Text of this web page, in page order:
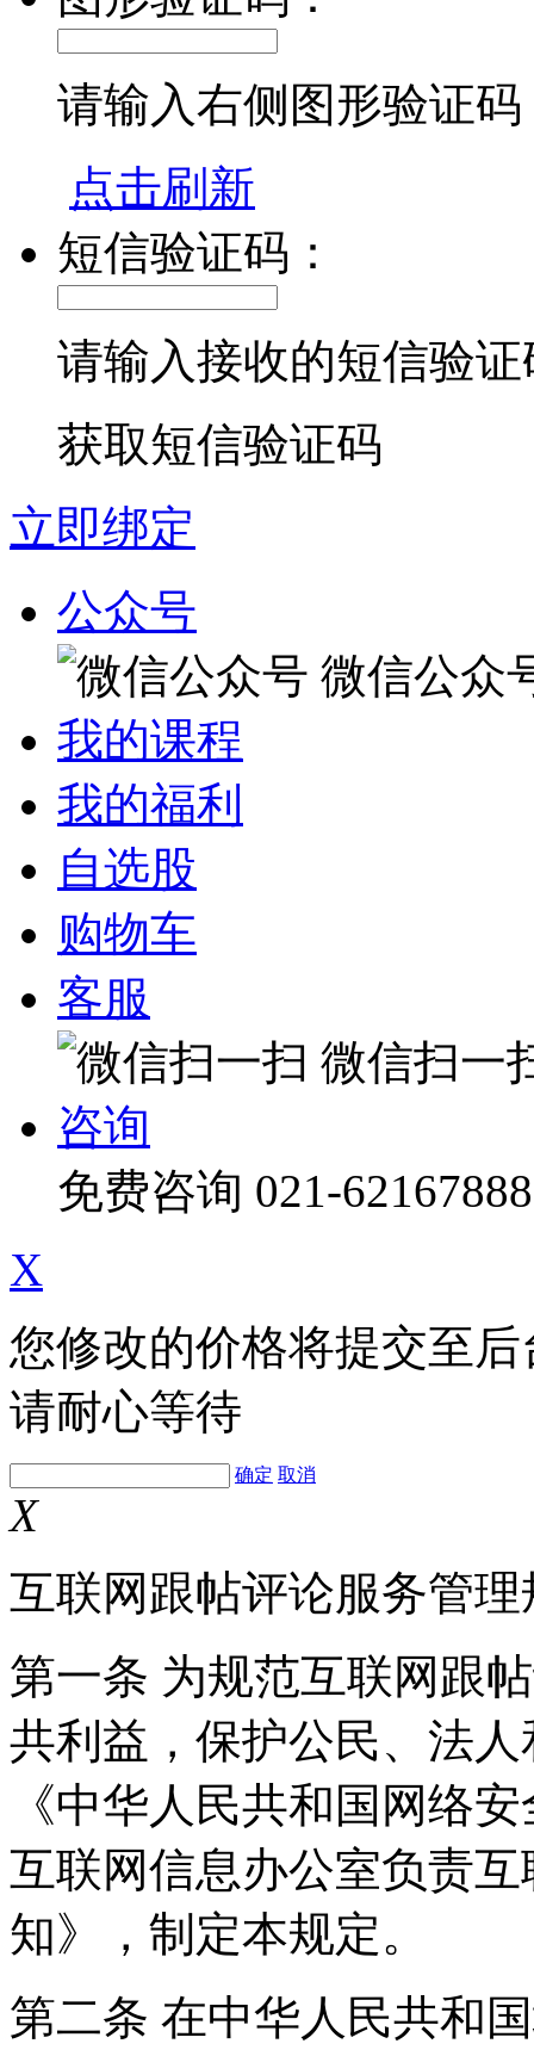
请输入右侧图形验证码
点击刷新
短信验证码：
请输入接收的短信验证
获取短信验证码
立即绑定
公众号
微信公众
我的课程
我的福利
自选股
购物车
客服
微信扫一
咨询
免费咨询 021-62167888
X
您修改的价格将提交至
请耐心等待
确定 取消
X
互联网跟帖评论服务管理
第一条 为规范互联网跟
共利益，保护公民、法
《中华人民共和国网络
互联网信息办公室负责
知》，制定本规定。
第二条 在中华人民共和